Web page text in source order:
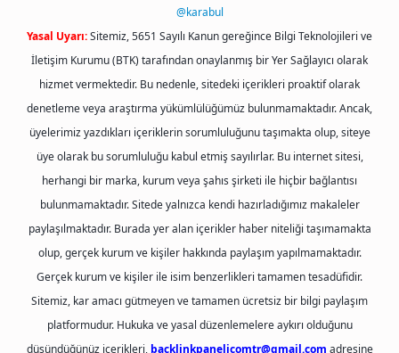
@karabul
Yasal Uyarı:Sitemiz, 5651 Sayılı Kanun gereğince Bilgi Teknolojileri ve
İletişim Kurumu (BTK) tarafından onaylanmış bir Yer Sağlayıcı olarak
hizmet vermektedir. Bu nedenle, sitedeki içerikleri proaktif olarak
denetleme veya araştırma yükümlülüğümüz bulunmamaktadır. Ancak,
üyelerimiz yazdıkları içeriklerin sorumluluğunu taşımakta olup, siteye
üye olarak bu sorumluluğu kabul etmiş sayılırlar. Bu internet sitesi,
herhangi bir marka, kurum veya şahıs şirketi ile hiçbir bağlantısı
bulunmamaktadır. Sitede yalnızca kendi hazırladığımız makaleler
paylaşılmaktadır. Burada yer alan içerikler haber niteliği taşımamakta
olup, gerçek kurum ve kişiler hakkında paylaşım yapılmamaktadır.
Gerçek kurum ve kişiler ile isim benzerlikleri tamamen tesadüfidir.
Sitemiz, kar amacı gütmeyen ve tamamen ücretsiz bir bilgi paylaşım
platformudur. Hukuka ve yasal düzenlemelere aykırı olduğunu
düşündüğünüz içerikleri, backlinkpanelicomtr@gmail.com adresine